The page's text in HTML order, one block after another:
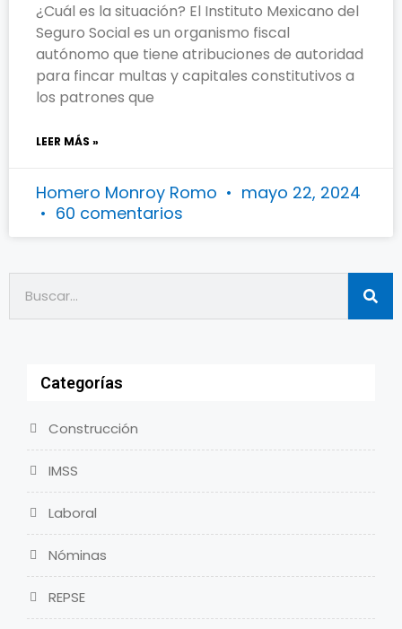
¿Cuál es la situación? El Instituto Mexicano del
Seguro Social es un organismo fiscal
autónomo que tiene atribuciones de autoridad
para fincar multas y capitales constitutivos a
los patrones que
LEER MÁS »
Homero Monroy Romo
mayo 22, 2024
60 comentarios
Categorías
Construcción
IMSS
Laboral
Nóminas
REPSE